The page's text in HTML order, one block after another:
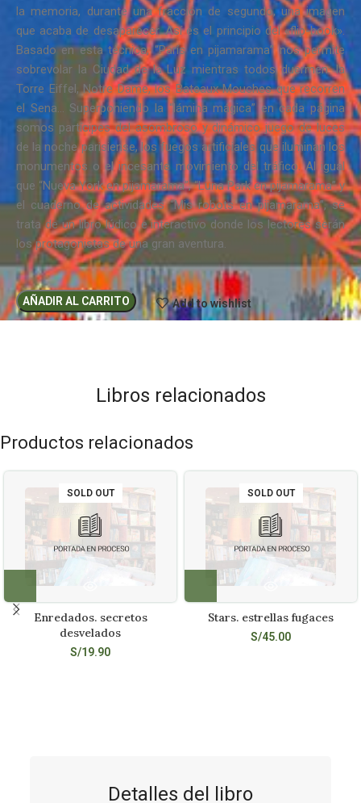
la memoria, durante una fracción de segundo, una imagen
que acaba de desaparecer. Así es el principio del «flip-book».
Basado en esta técnica, “París en pijamarama” nos permite
sobrevolar la Ciudad de la Luz mientras todos duermen: la
Torre Eiffel, Notre Dame, los Bateaux Mouches que recorren
el Sena… Superponiendo la “lámina mágica” en cada página
somos partícipes del asombroso y dinámico juego de luces
de la noche parisiense, los fuegos artificiales que iluminan los
monumentos o el incesante movimiento del tráfico. Al igual
que “Nueva York en pijamarama”, “Luna Park en pijamarama” y
el cuaderno de actividades “Mis robots en pijamarama”, se
trata de un libro lúdico e interactivo donde los lectores serán
los protagonistas de una gran aventura.
AÑADIR AL CARRITO Add to wishlist
Libros relacionados
Productos relacionados
SOLD OUT
Enredados. secretos
desvelados
S/19.90
SOLD OUT
Stars. estrellas fugaces
S/45.00
Detalles del libro